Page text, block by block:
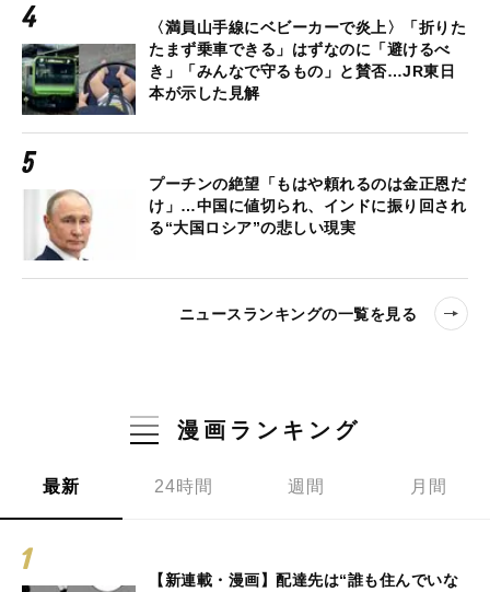
〈満員山手線にベビーカーで炎上〉「折りた
たまず乗車できる」はずなのに「避けるべ
き」「みんなで守るもの」と賛否…JR東日
本が示した見解
プーチンの絶望「もはや頼れるのは金正恩だ
け」…中国に値切られ、インドに振り回され
る“大国ロシア”の悲しい現実
ニュースランキングの一覧を見る
漫画ランキング
最新 24時間 週間 月間
【新連載・漫画】配達先は“誰も住んでいな